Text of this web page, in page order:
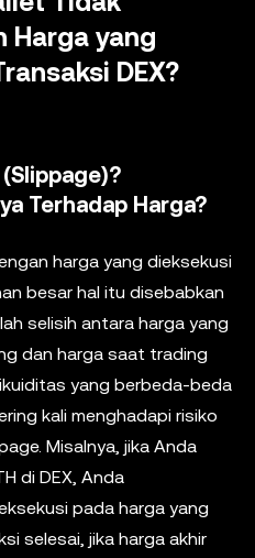
Harga yang
DEX?
Terhadap Harga?
harga yang dieksekusi
besar hal itu disebabkan
selisih antara harga yang
dan harga saat trading
yang berbeda-beda
kali menghadapi risiko
Misalnya, jika Anda
di DEX, Anda
pada harga yang
selesai, jika harga akhir